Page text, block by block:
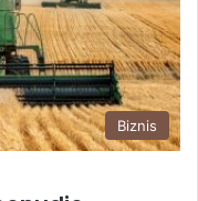
Biznis